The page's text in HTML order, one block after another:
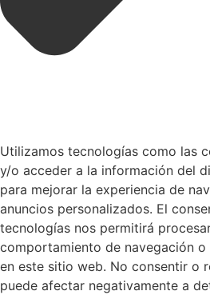
Utilizamos tecnologías como las
y/o acceder a la información del
para mejorar la experiencia de
anuncios personalizados. El
tecnologías nos permitirá
comportamiento de navegación
en este sitio web. No consentir o
puede afectar negativamente a